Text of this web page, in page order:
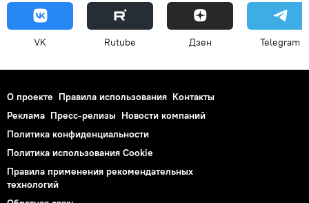
VK Rutube Дзен Telegram
О проекте Правила использования Контакты
Реклама Пресс-релизы Новости компаний
Политика конфиденциальности
Политика использования Cookie
Правила применения рекомендательных
технологий